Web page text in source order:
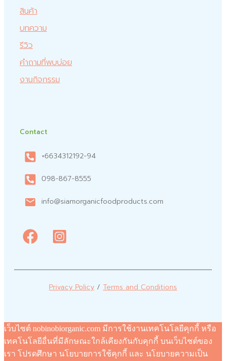
สินค้า
บทความ
รีวิว
คำถามที่พบบ่อย
งานกิจกรรม
Contact
+6634312192-94
098-867-8555
info@siamorganicfoodproducts.com
Privacy Policy / Terms and Conditions
เว็บไซต์ nobinobiorganic.com มีการใช้งานเทคโนโลยีคุกกี้ หรือ
เทคโนโลยีอื่นที่มีลักษณะใกล้เคียงกันกับคุกกี้ บนเว็บไซต์ของ
เรา โปรดศึกษา นโยบายการใช้คุกกี้ และ นโยบายความเป็น